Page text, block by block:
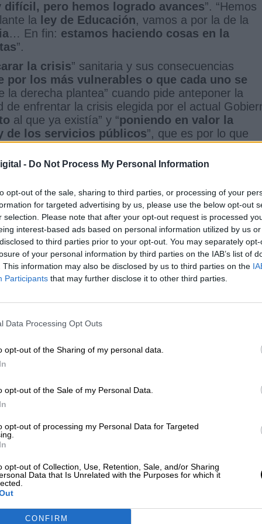
- Do Not Process My Personal Information
opt-out of the sale, sharing to third parties, or processing of your
for targeted advertising by us, please use the below opt-out
selection. Please note that after your opt-out request is processed
interest-based ads based on personal information utilized by us
to third parties prior to your opt-out. You may separately
of your personal information by third parties on the IAB’s list of
This information may also be disclosed by us to third parties on the
Participants that may further disclose it to other third parties.
Data Processing Opt Outs
opt-out of the Sharing of my personal data.
opt-out of the Sale of my Personal Data.
opt-out of processing my Personal Data for Targeted
opt-out of Collection, Use, Retention, Sale, and/or Sharing
Data that Is Unrelated with the Purposes for which it
CONFIRM
difícil, pero hemos logrado avances”. “Hemos
la ley de Educación, vamos a por la de la
… En fin: estamos haciendo cosas en la
”.
la crisis” sanitaria y sus consecuencias
por los más vulnerables o que cada uno se
derecha plantea” cuando pide anteponer la
enfrentar la crisis elegida por el actual
al que ya existía” y “poniendo en valor la
de los servicios públicos”, que es por lo que
reconoce ni como españoles, ni como
a representar ni a gobernar
en el gobierno, que hagamos políticas que
callados e inocuos”. “Así es que,
de cada uno de nosotros, porque será que
la derecha es producto de su propia
lo que nos lleva a pensar que “ladran,
“positivizar” y “pensar que, en esta
sería absolutamente lamentable y
que trabajar, sufriendo
esta situación tan problemática, “
menos tienen, que son la mayoría
del PSOE, el presidente de la Fundación Pablo
del PSOE,
secretario General del PSOE-Madrid,
secretario general,Pepe Álvarez
, la secretaria
general de UGT-Madrid,
resurgir de grupos políticos que atacan a
y el Gobierno lo tienen claro y vamos a seguir
convicciones: la defensa de los derechos, las
con lo que estamos haciendo frente a esta
contundentes declaraciones de Santos Cerdán
derecha. A punto de cumplirse nueve meses
en vez de coordinarse todas las fuerzas